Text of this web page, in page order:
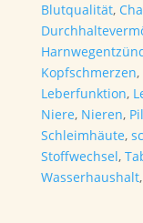
Blutqualität,
Kopfschmerzen,
Leberfunktion,
Niere, Nieren,
Schleimhäute,
Stoffwechsel,
Wasserhaushalt,